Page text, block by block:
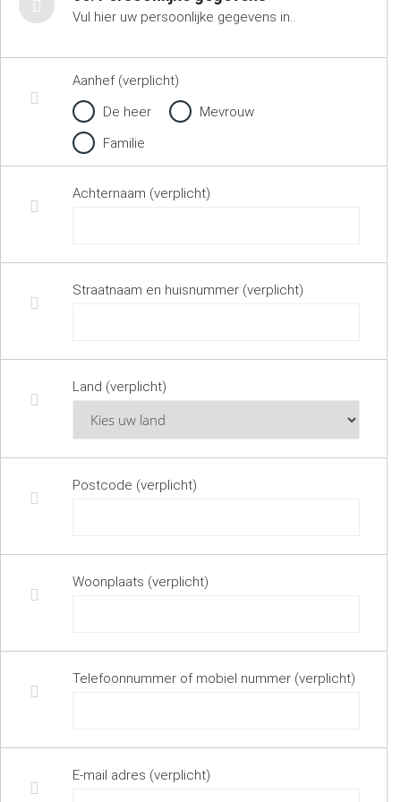
Vul hier uw persoonlijke gegevens in..
Aanhef (verplicht)
De heer
Mevrouw
Familie
Achternaam (verplicht)
Straatnaam en huisnummer (verplicht)
Land (verplicht)
Postcode (verplicht)
Woonplaats (verplicht)
Telefoonnummer of mobiel nummer (verplicht)
E-mail adres (verplicht)